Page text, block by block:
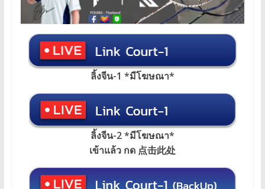
ลิ้งจีน-1 *มีโฆษณา*
ลิ้งจีน-2 *มีโฆษณา*
เข้าแล้ว กด 点击此处